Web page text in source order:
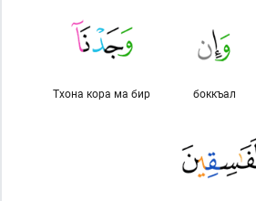
боккъал
Тхона кора ма бир